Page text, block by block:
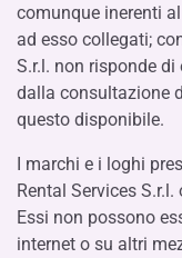
comunque inerenti
ad esso collegati;
S.r.l. non risponde
dalla consultazione
questo disponibile.
I marchi e i loghi
Rental Services
Essi non possono
internet o su altri